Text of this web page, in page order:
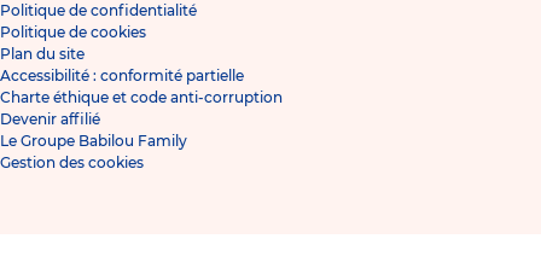
Politique de confidentialité
Politique de cookies
Plan du site
Accessibilité : conformité partielle
Charte éthique et code anti-corruption
Devenir affilié
Le Groupe Babilou Family
Gestion des cookies